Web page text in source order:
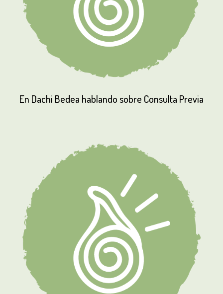
En Dachi Bedea hablandosobre Consulta Previa